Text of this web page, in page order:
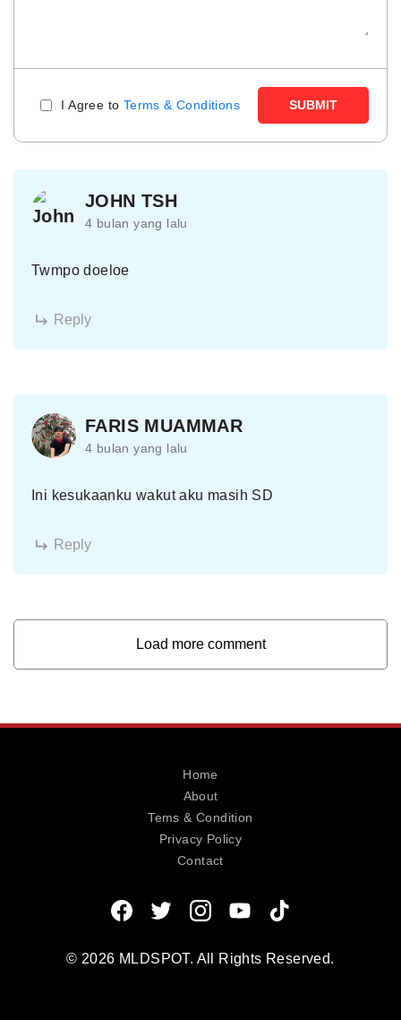
I Agree to Terms & Conditions SUBMIT
JOHN TSH
4 bulan yang lalu
Twmpo doeloe
Reply
FARIS MUAMMAR
4 bulan yang lalu
Ini kesukaanku wakut aku masih SD
Reply
Load more comment
© 2026 MLDSPOT. All Rights Reserved.
Home
About
Tems & Condition
Privacy Policy
Contact